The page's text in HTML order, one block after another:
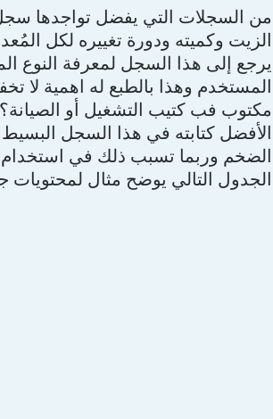
من السجلات التي يفضل تواجدها
الزيت وكميته ودورة تغييره لكل
يرجع إلى هذا السجل لمعرفة النوع
المستخدم وهذا بالطبع له اهمية
مكتوب فب كتيب التشغيل أو
الأفضل كتابته في هذا السجل
الضخم وربما تسبب ذلك في استخدام
الجدول التالي يوضح مثال لمحتويات